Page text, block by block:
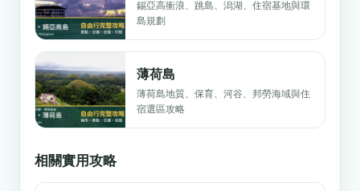
錫亞高衝浪、跳島、潟湖、住宿基地與環
島規劃
薄荷島
薄荷島地質、保育、河谷、邦勞海域與住
宿選區攻略
相關實用攻略